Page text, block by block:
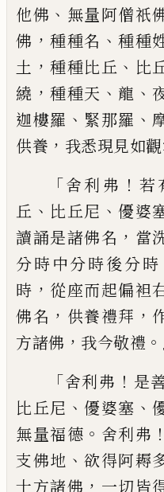
他佛 、 無量阿僧祇
佛 ，種種名 、種種
土 ，種種比丘 、 比
繞 ，種種天 、 龍 、
迦樓羅 、 緊那羅 、
供養 ， 我悉現見如
「舍利弗 ！ 若
丘 、 比丘尼 、優婆
讀誦是諸佛名 ， 當
分時中分時後分時
時 ， 從座而起偏袒
佛名 ， 供養禮拜 ，
方諸佛 ， 我今敬禮
「舍利弗 ！ 是
比丘尼 、優婆塞 、
無量福德 。 舍利弗 ！
支佛地 、欲得阿耨
十方諸佛 ， 一切皆